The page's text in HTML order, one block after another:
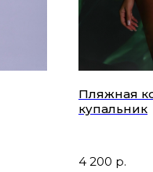
Пляжная
купальник
4 200 р.